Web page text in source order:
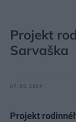
Projekt
Sarvaška
07. 05. 2024
Projekt